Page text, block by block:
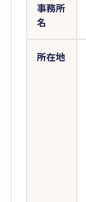
事務所
名
所在地